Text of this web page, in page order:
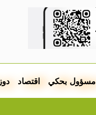
مسؤول بحكي اقتصاد